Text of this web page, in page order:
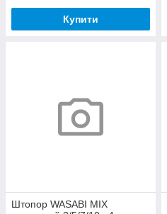
Купити
Штопор WASABI MIX